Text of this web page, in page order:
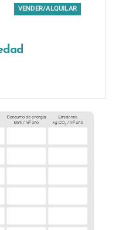
VENDER/ALQUILAR